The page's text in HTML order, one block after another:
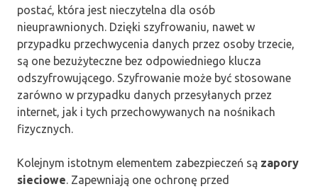
postać, która jest nieczytelna dla osób
nieuprawnionych. Dzięki szyfrowaniu, nawet w
przypadku przechwycenia danych przez osoby trzecie,
są one bezużyteczne bez odpowiedniego klucza
odszyfrowującego. Szyfrowanie może być stosowane
zarówno w przypadku danych przesyłanych przez
internet, jak i tych przechowywanych na nośnikach
fizycznych.
Kolejnym istotnym elementem zabezpieczeń są zapory
sieciowe . Zapewniają one ochronę przed